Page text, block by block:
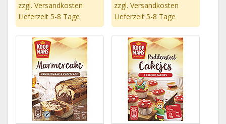
zzgl. Versandkosten
Lieferzeit 5-8 Tage
zzgl. Versandkosten
Lieferzeit 5-8 Tage